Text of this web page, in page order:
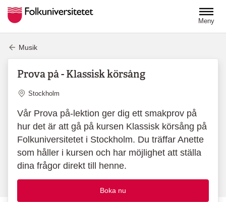
Meny
Musik
Prova på - Klassisk körsång
Plats
Stockholm
Vår Prova på-lektion ger dig ett smakprov på
hur det är att gå på kursen Klassisk körsång på
Folkuniversitetet i Stockholm. Du träffar Anette
som håller i kursen och har möjlighet att ställa
dina frågor direkt till henne.
Boka nu